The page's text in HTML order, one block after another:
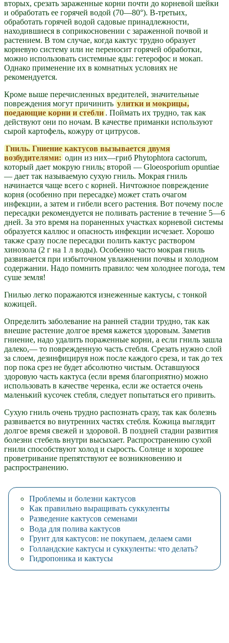
вторых, срезать зараженные корни почти до корневой шейки
и обработать ее горячей водой (70—80°). В-третьих,
обработать горячей водой садовые принадлежности,
находившиеся в соприкосновении с зараженной почвой и
растением. В том случае, когда кактус трудно образует
корневую систему или не переносит горячей обработки,
можно использовать системные яды: гетерофос и мокап.
Однако применение их в комнатных условиях не
рекомендуется.
Кроме выше перечисленных вредителей, значительные
повреждения могут причинить улитки и мокрицы,
поедающие корни и стебли . Поймать их трудно, так как
действуют они по ночам. В качестве приманки используют
сырой картофель, кожуру от цитрусов.
Гниль. Гниение кактусов вызывается двумя
возбудителями: один из них—гриб Phytophtora cactorum,
который дает мокрую гниль; второй — Gloeosporium opuntiae
— дает так называемую сухую гниль. Мокрая гниль
начинается чаще всего с корней. Ничтожное повреждение
корня (особенно при пересадке) может стать очагом
инфекции, а затем и гибели всего растения. Вот почему после
пересадки рекомендуется не поливать растение в течение 5—6
дней. За это время на пораненных участках корневой системы
образуется каллюс и опасность инфекции исчезает. Хорошо
также сразу после пересадки полить кактус раствором
хинозола (2 г на 1 л воды). Особенно часто мокрая гниль
развивается при избыточном увлажнении почвы и холодном
содержании. Надо помнить правило: чем холоднее погода, тем
суше земля!
Гнилью легко поражаются изнеженные кактусы, с тонкой
кожицей.
Определить заболевание на ранней стадии трудно, так как
внешне растение долгое время кажется здоровым. Заметив
гниение, надо удалить пораженные корни, а если гниль зашла
далеко,— то поврежденную часть стебля. Срезать нужно слой
за слоем, дезинфицируя нож после каждого среза, и так до тех
пор пока срез не будет абсолютно чистым. Оставшуюся
здоровую часть кактуса (если время благоприятно) можно
использовать в качестве черенка, если же остается очень
маленький кусочек стебля, следует попытаться его привить.
Сухую гниль очень трудно распознать сразу, так как болезнь
развивается во внутренних частях стебля. Кожица выглядит
долгое время свежей и здоровой. В поздней стадии развития
болезни стебель внутри высыхает. Распространению сухой
гнили способствуют холод и сырость. Солнце и хорошее
проветривание препятствуют ее возникновению и
распространению.
Проблемы и болезни кактусов
Как правильно выращивать суккуленты
Разведение кактусов семенами
Вода для полива кактусов
Грунт для кактусов: не покупаем, делаем сами
Голландские кактусы и суккуленты: что делать?
Гидропоника и кактусы